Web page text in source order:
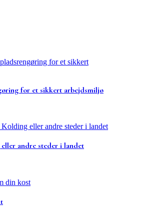
for et sikkert arbejdsmiljø
andre steder i landet